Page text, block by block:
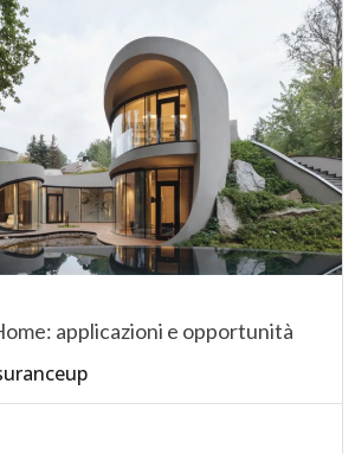
applicazioni e opportunità